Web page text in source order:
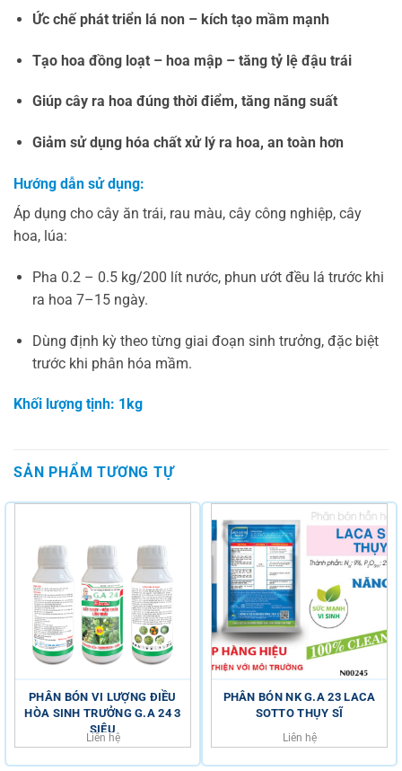
Ức chế phát triển lá non – kích tạo mầm mạnh
Tạo hoa đồng loạt – hoa mập – tăng tỷ lệ đậu trái
Giúp cây ra hoa đúng thời điểm, tăng năng suất
Giảm sử dụng hóa chất xử lý ra hoa, an toàn hơn
Hướng dẫn sử dụng:
Áp dụng cho cây ăn trái, rau màu, cây công nghiệp, cây
hoa, lúa:
Pha 0.2 – 0.5 kg/200 lít nước, phun ướt đều lá trước khi
ra hoa 7–15 ngày.
Dùng định kỳ theo từng giai đoạn sinh trưởng, đặc biệt
trước khi phân hóa mầm.
Khối lượng tịnh: 1kg
SẢN PHẨM TƯƠNG TỰ
PHÂN BÓN VI LƯỢNG ĐIỀU
HÒA SINH TRƯỞNG G.A 24 3
SIÊU
Liên hệ
PHÂN BÓN NK G.A 23 LACA
SOTTO THỤY SĨ
Liên hệ